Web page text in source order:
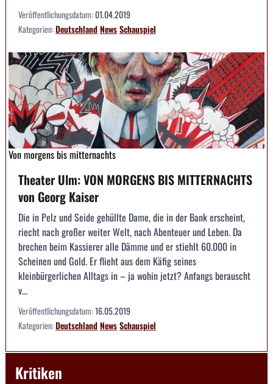
Veröffentlichungsdatum:01.04.2019
Kategorien:DeutschlandNewsSchauspiel
Von morgens bis mitternachts
Theater Ulm: VON MORGENS BIS MITTERNACHTS
von Georg Kaiser
Die in Pelz und Seide gehüllte Dame, die in der Bank erscheint,
riecht nach großer weiter Welt, nach Abenteuer und Leben. Da
brechen beim Kassierer alle Dämme und er stiehlt 60.000 in
Scheinen und Gold. Er flieht aus dem Käfig seines
kleinbürgerlichen Alltags in – ja wohin jetzt? Anfangs berauscht
v...
Veröffentlichungsdatum:16.05.2019
Kategorien:DeutschlandNewsSchauspiel
Kritiken